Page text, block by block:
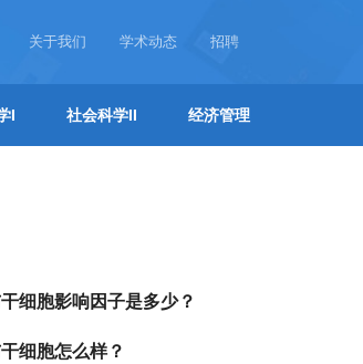
关于我们 学术动态 招聘
I 社会科学II 经济管理
细胞影响因子是多少？
细胞怎么样？